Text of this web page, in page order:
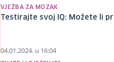
VJEŽBA ZA MOZAK
Testirajte svoj IQ: Možete li
04.01.2024. u 16:04